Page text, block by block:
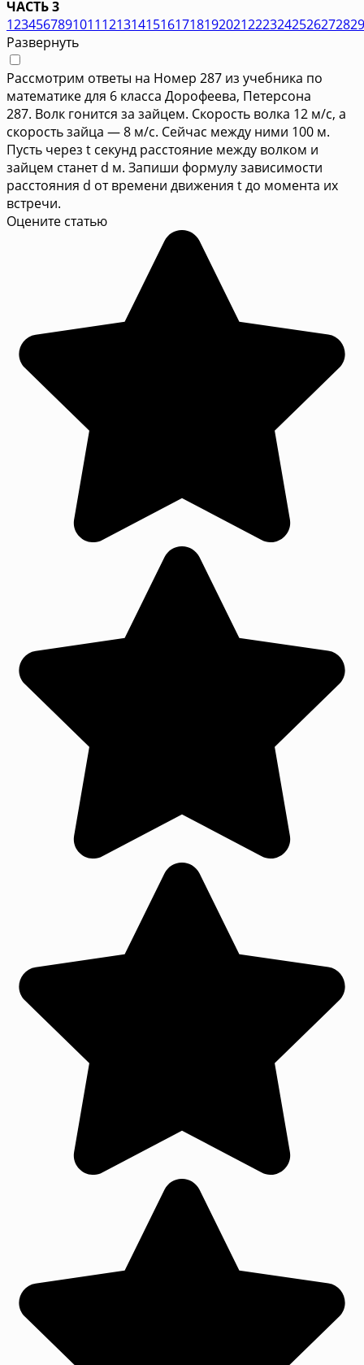
ЧАСТЬ 3
1234567891011121314151617181920212223242526272829
Развернуть
Рассмотрим ответы на Номер 287 из учебника по
математике для 6 класса Дорофеева, Петерсона
287. Волк гонится за зайцем. Скорость волка 12 м/с, а
скорость зайца — 8 м/с. Сейчас между ними 100 м.
Пусть через t секунд расстояние между волком и
зайцем станет d м. Запиши формулу зависимости
расстояния d от времени движения t до момента их
встречи.
Оцените статью